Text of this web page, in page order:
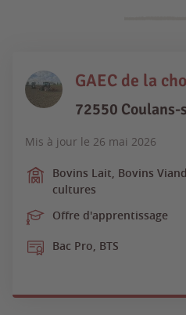
GAEC de la
72550 Coulans-
Mis à jour le 26 mai 2026
Bovins Lait, Bovins
cultures
Offre d'apprentissage
Bac Pro, BTS